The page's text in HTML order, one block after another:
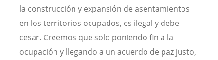
la construcción y expansión de asentamientos
en los territorios ocupados, es ilegal y debe
cesar. Creemos que solo poniendo fin a la
ocupación y llegando a un acuerdo de paz justo,